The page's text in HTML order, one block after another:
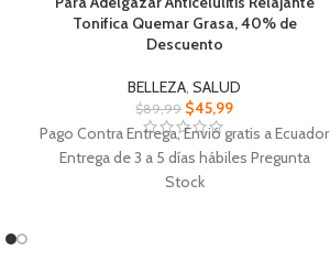
Tonifica Quemar Grasa, 40% de
Descuento
BELLEZA,SALUD
$89,99 $45,99
Pago Contra Entrega, Envió gratis a Ecuador
Entrega de 3 a 5 días hábiles Pregunta
Stock